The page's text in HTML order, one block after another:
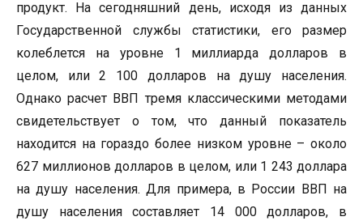
продукт. На сегодняшний день, исходя из данных
Государственной службы статистики, его размер
колеблется на уровне 1 миллиарда долларов в
целом, или 2 100 долларов на душу населения.
Однако расчет ВВП тремя классическими методами
свидетельствует о том, что данный показатель
находится на гораздо более низком уровне – около
627 миллионов долларов в целом, или 1 243 доллара
на душу населения. Для примера, в России ВВП на
душу населения составляет 14 000 долларов, в